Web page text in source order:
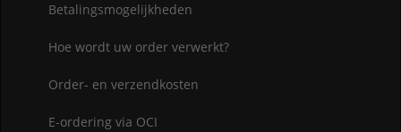
Betalingsmogelijkheden
Hoe wordt uw order verwerkt?
Order- en verzendkosten
E-ordering via OCI